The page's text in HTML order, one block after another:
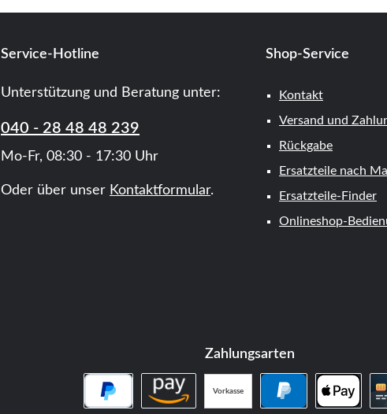
Service-Hotline
Unterstützung und Beratung unter:
040 - 28 48 48 239
Mo-Fr, 08:30 - 17:30 Uhr
Oder über unser Kontaktformular.
Shop-Service
Kontakt
Versand und
Rückgabe
Ersatzteile nach
Ersatzteile-Finder
Onlineshop-
Zahlungsarten
Vorkasse